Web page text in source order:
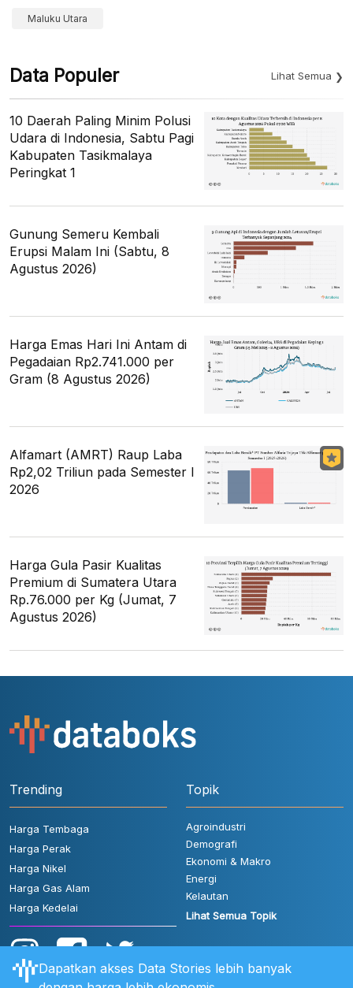
Maluku Utara
Data Populer Lihat Semua
10 Daerah Paling Minim Polusi
Udara di Indonesia, Sabtu Pagi
Kabupaten Tasikmalaya
Peringkat 1
Gunung Semeru Kembali
Erupsi Malam Ini (Sabtu, 8
Agustus 2026)
Harga Emas Hari Ini Antam di
Pegadaian Rp2.741.000 per
Gram (8 Agustus 2026)
Alfamart (AMRT) Raup Laba
Rp2,02 Triliun pada Semester I
2026
Harga Gula Pasir Kualitas
Premium di Sumatera Utara
Rp.76.000 per Kg (Jumat, 7
Agustus 2026)
Trending
Harga Tembaga
Harga Perak
Harga Nikel
Harga Gas Alam
Harga Kedelai
Topik
Agroindustri
Demografi
Ekonomi & Makro
Energi
Kelautan
Lihat Semua Topik
Dapatkan akses Data Stories lebih banyak